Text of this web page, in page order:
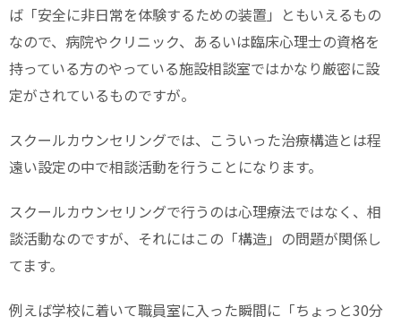
ば「安全に非日常を体験するための装置」ともいえるもの
なので、病院やクリニック、あるいは臨床心理士の資格を
持っている方のやっている施設相談室ではかなり厳密に設
定がされているものですが。
スクールカウンセリングでは、こういった治療構造とは程
遠い設定の中で相談活動を行うことになります。
スクールカウンセリングで行うのは心理療法ではなく、相
談活動なのですが、それにはこの「構造」の問題が関係し
てます。
例えば学校に着いて職員室に入った瞬間に「ちょっと30分